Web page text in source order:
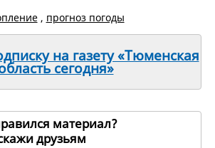
, прогноз погоды
на газету «Тюменская
сегодня»
материал?
друзьям